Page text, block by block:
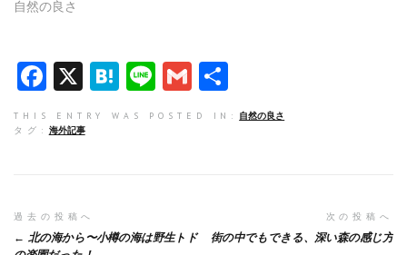
自然の良さ
F
a
ce
o
X H
at
Li
n
G
m 有
THIS ENTRY WAS POSTED IN:
自然の良さ
タグ: 海外記事
投
過去の投稿へ
北の海から〜小樽の海は野生トド
次の投稿へ
街の中でもできる、深い森の感じ方